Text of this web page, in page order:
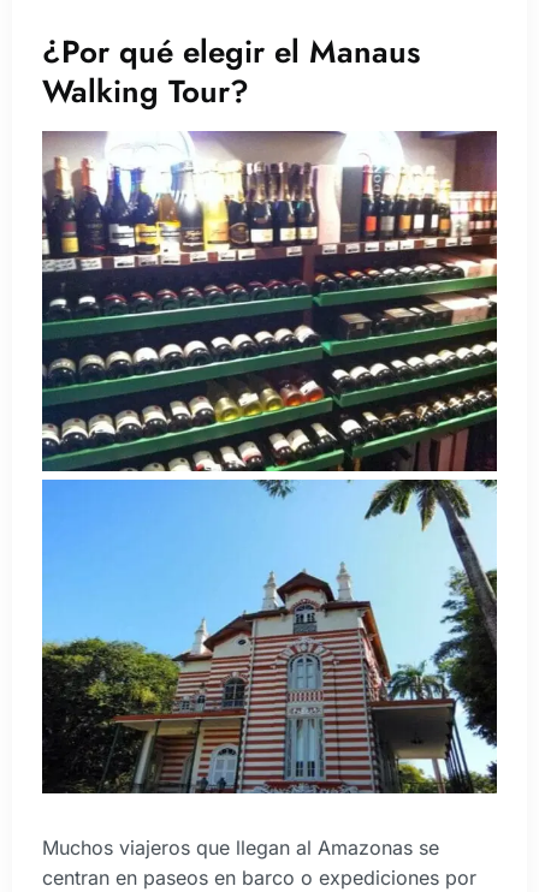
¿Por qué elegir el Manaus
Walking Tour?
Muchos viajeros que llegan al Amazonas se
centran en paseos en barco o expediciones por